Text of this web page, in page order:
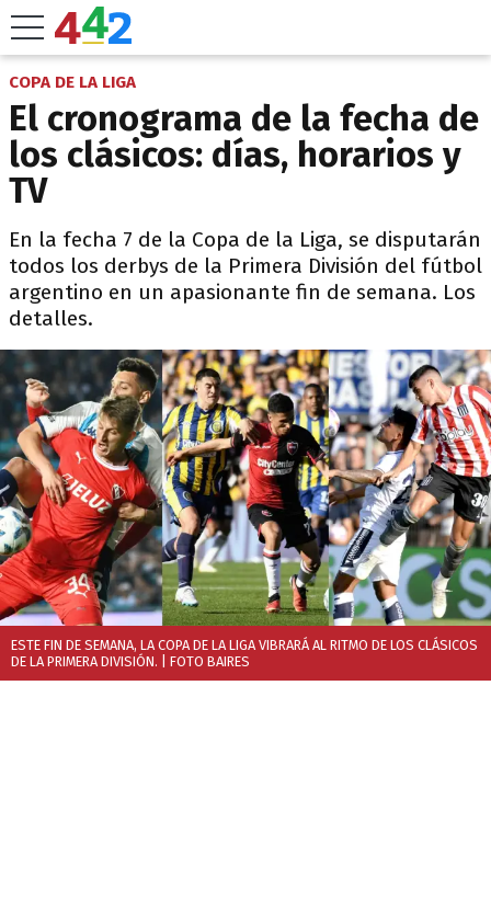
COPA DE LA LIGA
El cronograma de la fecha de
los clásicos: días, horarios y
TV
En la fecha 7 de la Copa de la Liga, se disputarán
todos los derbys de la Primera División del fútbol
argentino en un apasionante fin de semana. Los
detalles.
ESTE FIN DE SEMANA, LA COPA DE LA LIGA VIBRARÁ AL RITMO DE LOS CLÁSICOS
DE LA PRIMERA DIVISIÓN. | FOTO BAIRES